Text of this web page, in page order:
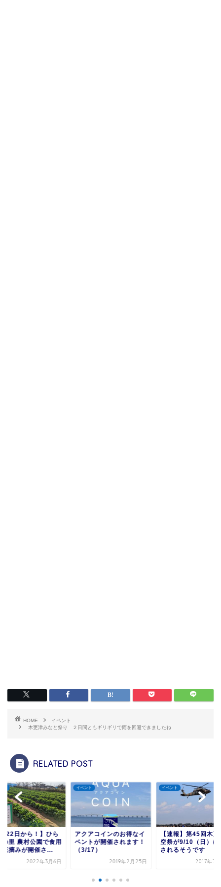
HOME
イベント
木更津みなと祭り ２日間ともギリギリで雨を回避できましたね
RELATED POST
！】ひら
園で食用
催さ...
年3月6日
イベント
アクアコインのお得なイ
ベントが開催されます！
（3/17）
2019年2月25日
【速報】第45回木更津航
空祭が9/10（日）に開催
されるそうです
2017年7月26日